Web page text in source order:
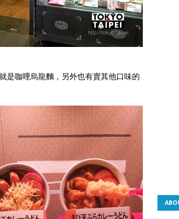
是咖哩烏龍麵，另外也有賣其他口味的